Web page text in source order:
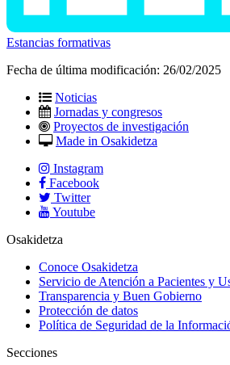
Estancias formativas
Fecha de última modificación: 26/02/2025
Noticias
Jornadas y congresos
Proyectos de investigación
Made in Osakidetza
Instagram
Facebook
Twitter
Youtube
Osakidetza
Conoce Osakidetza
Servicio de Atención a Pacientes y
Transparencia y Buen Gobierno
Protección de datos
Política de Seguridad de la
Secciones